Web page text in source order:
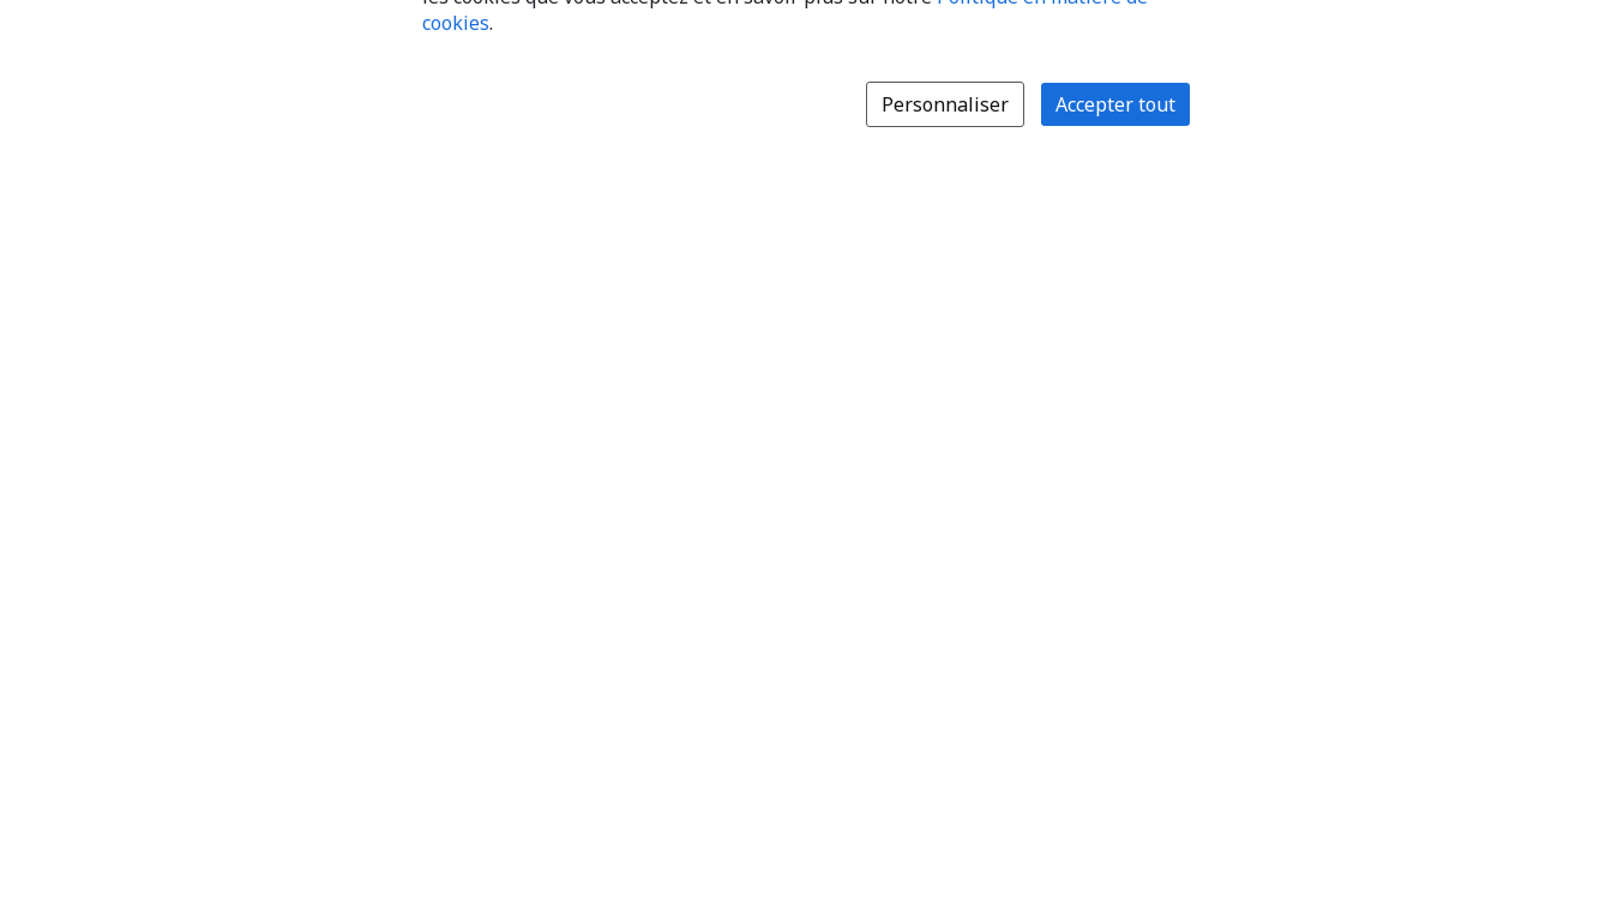
cookies.
Personnaliser Accepter tout